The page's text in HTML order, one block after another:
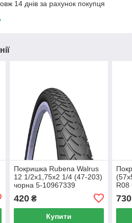
14 днів за рахунок покупця
Покришка Rubena Walrus
12 1/2x1,75x2 1/4 (47-203)
чорна 5-10967339
420₴
Купити
R08
730